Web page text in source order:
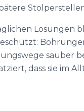
Lösungen
sauber
dass sie im